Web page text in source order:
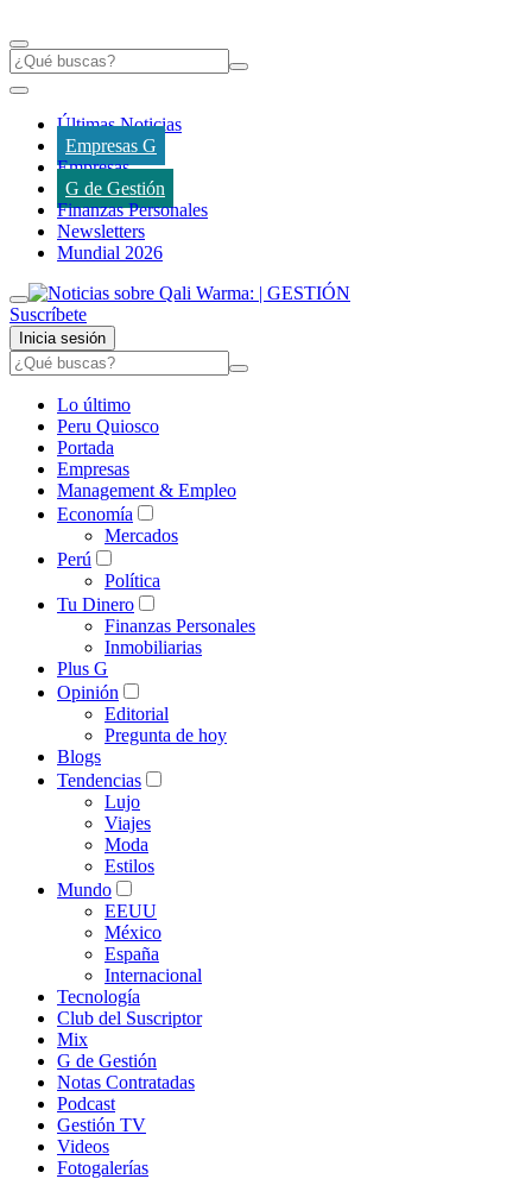
Últimas Noticias
Empresas G
Empresas
G de Gestión
Finanzas Personales
Newsletters
Mundial 2026
Suscríbete
Inicia sesión
Lo último
Peru Quiosco
Portada
Empresas
Management & Empleo
Economía
Mercados
Perú
Política
Tu Dinero
Finanzas Personales
Inmobiliarias
Plus G
Opinión
Editorial
Pregunta de hoy
Blogs
Tendencias
Lujo
Viajes
Moda
Estilos
Mundo
EEUU
México
España
Internacional
Tecnología
Club del Suscriptor
Mix
G de Gestión
Notas Contratadas
Podcast
Gestión TV
Videos
Fotogalerías